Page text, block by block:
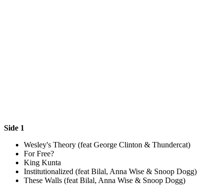
Side 1
Wesley's Theory (feat George Clinton & Thundercat)
For Free?
King Kunta
Institutionalized (feat Bilal, Anna Wise & Snoop Dogg)
These Walls (feat Bilal, Anna Wise & Snoop Dogg)